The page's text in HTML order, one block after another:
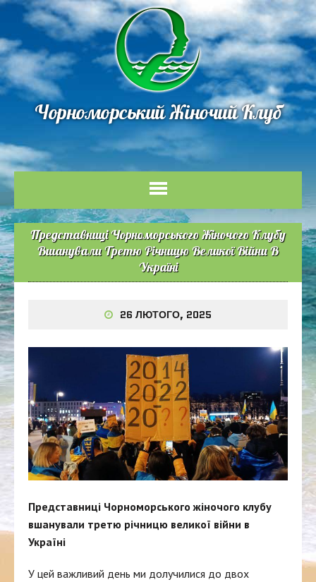
Чорноморський Жіночий Клуб
Представниці Чорноморського Жіночого Клубу
Вшанували Третю Річницю Великої Війни В
Україні
26 ЛЮТОГО, 2025
Представниці Чорноморського жіночого клубу
вшанували третю річницю великої війни в
Україні
У цей важливий день ми долучилися до двох